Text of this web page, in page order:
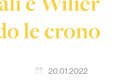
le crono
20.01.2022